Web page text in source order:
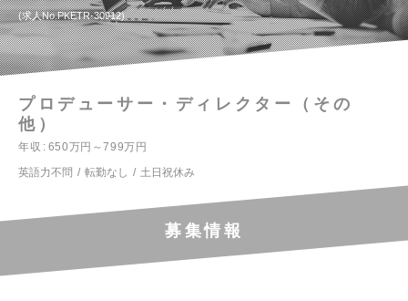
求人No.PKETR-30912
プロデューサー・ディレクター（その
他）
年収
650万円～799万円
英語力不問
転勤なし 土日祝休み
募集情報